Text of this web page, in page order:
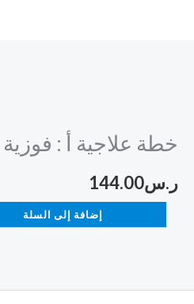
خطة علاجية أ : فوزية
ر.س144.00
علاجية
:
فوزية
العتيبي
إضافة إلى السلة